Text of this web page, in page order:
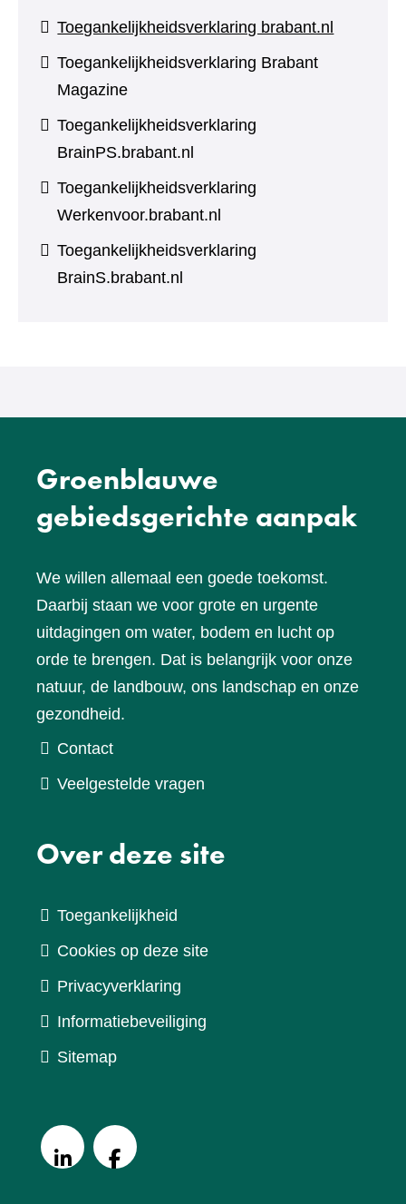
Toegankelijkheidsverklaring brabant.nl
Toegankelijkheidsverklaring Brabant
Magazine
Toegankelijkheidsverklaring
BrainPS.brabant.nl
Toegankelijkheidsverklaring
Werkenvoor.brabant.nl
Toegankelijkheidsverklaring
BrainS.brabant.nl
Groenblauwe
gebiedsgerichte aanpak
We willen allemaal een goede toekomst.
Daarbij staan we voor grote en urgente
uitdagingen om water, bodem en lucht op
orde te brengen. Dat is belangrijk voor onze
natuur, de landbouw, ons landschap en onze
gezondheid.
Contact
Veelgestelde vragen
Over deze site
Toegankelijkheid
Cookies op deze site
Privacyverklaring
Informatiebeveiliging
Sitemap